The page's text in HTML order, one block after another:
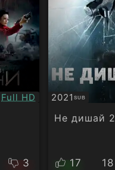
Качество:
Full HD
3
2021 SUB
Субтитри
Не дишай 2
17 18